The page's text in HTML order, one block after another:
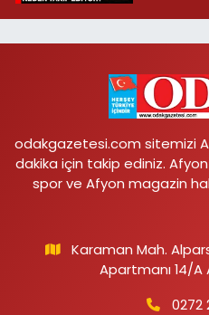
odakgazetesi.com sitemizi
dakika için takip ediniz.
spor ve Afyon magazin
Karaman Mah.
Apartmanı 14/
0272